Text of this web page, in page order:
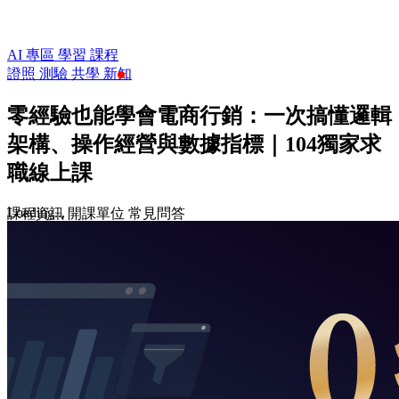
AI 專區 學習 課程
證照 測驗 共學 新知
零經驗也能學會電商行銷：一次搞懂邏輯
架構、操作經營與數據指標｜104獨家求
職線上課
課程資訊 開課單位 常見問答
Loading...